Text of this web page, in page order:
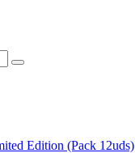
Edition (Pack 12uds)